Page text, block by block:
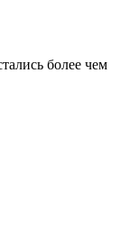
более чем